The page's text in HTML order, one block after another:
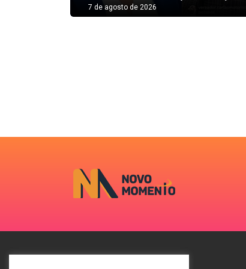
7 de agosto de 2026